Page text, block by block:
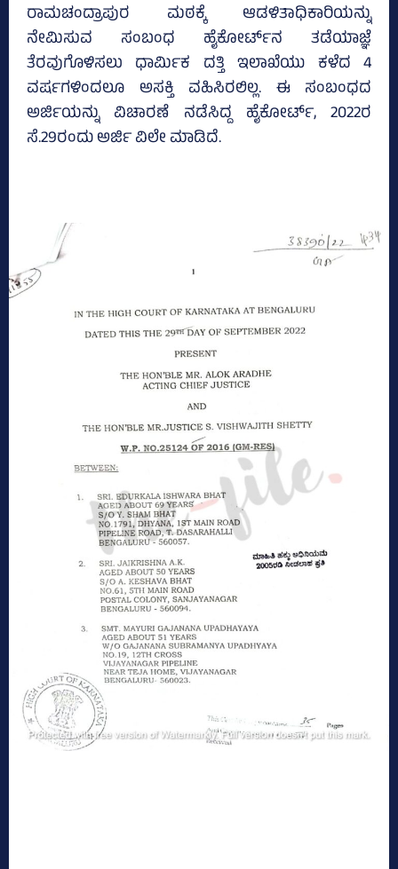
ರಾಮಚಂದ್ರಾಪುರ ಮಠಕ್ಕೆ ಆಡಳಿತಾಧಿಕಾರಿಯನ್ನು
ನೇಮಿಸುವ ಸಂಬಂಧ ಹೈಕೋರ್ಟ್‌ನ ತಡೆಯಾಜ್ಞೆ
ತೆರವುಗೊಳಿಸಲು ಧಾರ್ಮಿಕ ದತ್ತಿ ಇಲಾಖೆಯು ಕಳೆದ 4
ವರ್ಷಗಳಿಂದಲೂ ಅಸಕ್ತಿ ವಹಿಸಿರಲಿಲ್ಲ. ಈ ಸಂಬಂಧದ
ಅರ್ಜಿಯನ್ನು ವಿಚಾರಣೆ ನಡೆಸಿದ್ದ ಹೈಕೋರ್ಟ್‌, 2022ರ
ಸೆ.29ರಂದು ಅರ್ಜಿ ವಿಲೇ ಮಾಡಿದೆ.